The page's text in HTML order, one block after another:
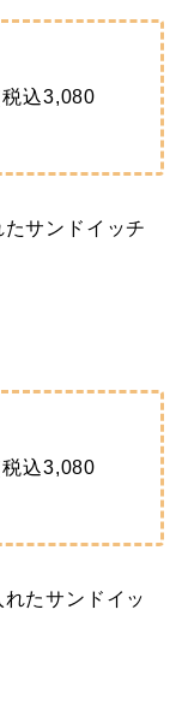
込3,080
サンドイッチ
込3,080
たサンドイッ